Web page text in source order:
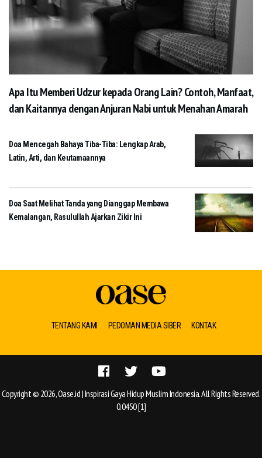
Apa Itu Memberi Udzur kepada Orang Lain? Contoh, Manfaat,
dan Kaitannya dengan Anjuran Nabi untuk Menahan Amarah
Doa Mencegah Bahaya Tiba-Tiba: Lengkap Arab,
Latin, Arti, dan Keutamaannya
Doa Saat Melihat Tanda yang Dianggap Membawa
Kemalangan, Rasulullah Ajarkan Zikir Ini
TENTANG KAMI PEDOMAN MEDIA SIBER KONTAK
Copyright © 2026, Oase.id | Inspirasi Gaya Hidup Muslim Indonesia. All Rights Reserved.
0.0450 [1]